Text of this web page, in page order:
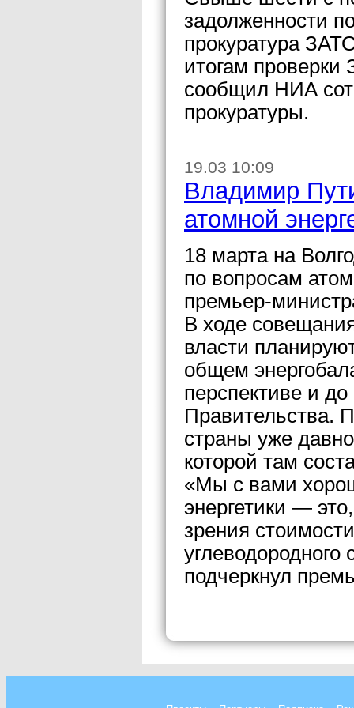
задолженности
прокуратура
итогам
сообщил НИА
прокуратуры.
19.03 10:09
Владимир
атомной
18 марта на
по вопросам
премьер-
В ходе
власти
общем
перспективе и
Правительства.
страны уже
которой там
«Мы с вами
энергетики —
зрения
подчеркнул